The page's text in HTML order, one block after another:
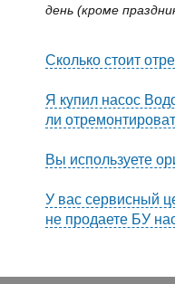
день (кроме
Сколько стоит
Я купил насос
ли
Вы используете
У вас сервисный
не продаете БУ